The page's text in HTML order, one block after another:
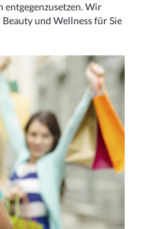
Wir
und Wellness für Sie